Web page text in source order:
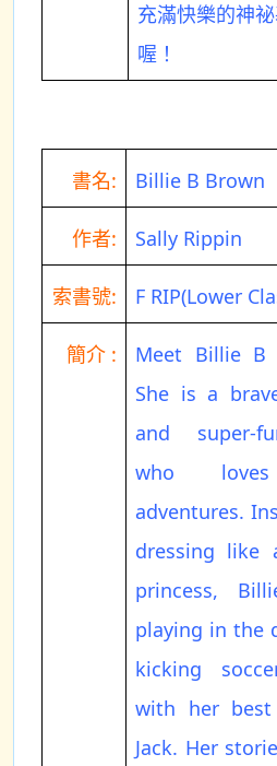
充滿快樂的神
喔！
書名: Billie B Brown
作者: Sally Rippin
索書號: F RIP(Lower
簡介 :
Meet Billie B
She is a
and super-
who
adventures.
dressing like
princess,
playing in the
kicking
with her best
Jack. Her